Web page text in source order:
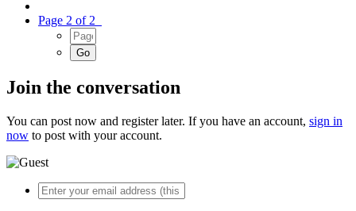
Page 2 of 2
Join the conversation
You can post now and register later. If you have an account, sign in
now to post with your account.